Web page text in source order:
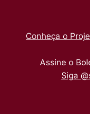
Conheça o
Assine o
Siga